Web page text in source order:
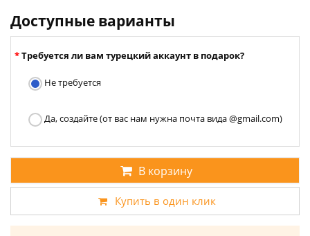
Доступные варианты
Требуется ли вам турецкий аккаунт в подарок?
Не требуется
Да, создайте (от вас нам нужна почта вида @gmail.com)
В корзину
Купить в один клик